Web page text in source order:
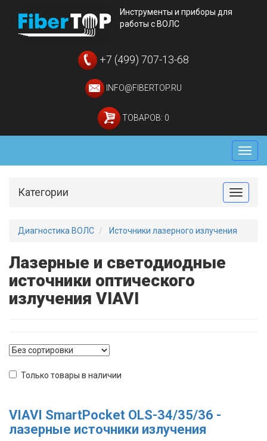
Инструменты и приборы для
работы с ВОЛС
+7 (499) 707-13-68
INFO@FIBERTOP.RU
ТОВАРОВ: 0
Меню
Toggle
Категории
Диагностика ВОЛС Источники лазерного излучения
Лазерные и светодиодные
источники оптического
излучения VIAVI
Только товары в наличии
VIAVI SmartPocket OLS-34/35/36 -
лазерные источники излучения